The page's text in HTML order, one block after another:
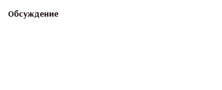
Обсуждение